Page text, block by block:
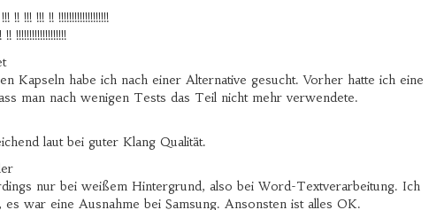
!!! !!! !! !!!!!!!!!!!!!!!!!!!
!!!!!!!!!!!!!!!!!!!
Kapseln habe ich nach einer Alternative gesucht. Vorher hatte ich eine
man nach wenigen Tests das Teil nicht mehr verwendete.
laut bei guter Klang Qualität.
nur bei weißem Hintergrund, also bei Word-Textverarbeitung. Ich
war eine Ausnahme bei Samsung. Ansonsten ist alles OK.